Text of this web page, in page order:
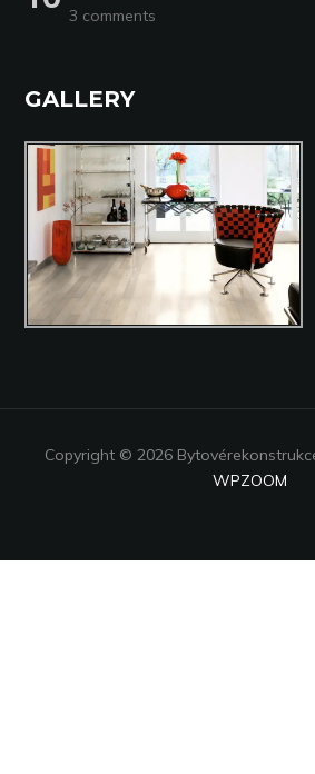
3 comments
GALLERY
Copyright © 2026
WPZOOM